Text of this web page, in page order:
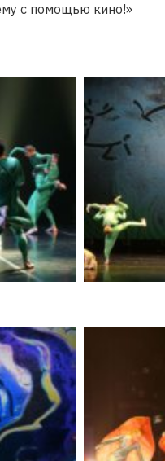
с помощью кино!»